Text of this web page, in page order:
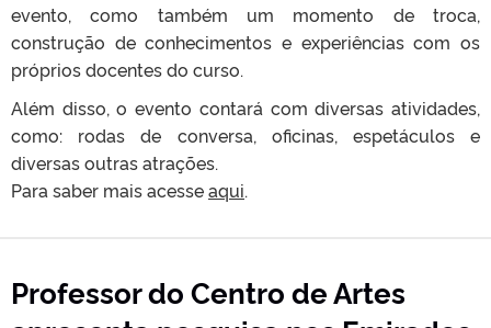
evento, como também um momento de troca,
construção de conhecimentos e experiências com os
próprios docentes do curso.
Além disso, o evento contará com diversas atividades,
como: rodas de conversa, oficinas, espetáculos e
diversas outras atrações.
Para saber mais acesseaqui.
Professor do Centro de Artes